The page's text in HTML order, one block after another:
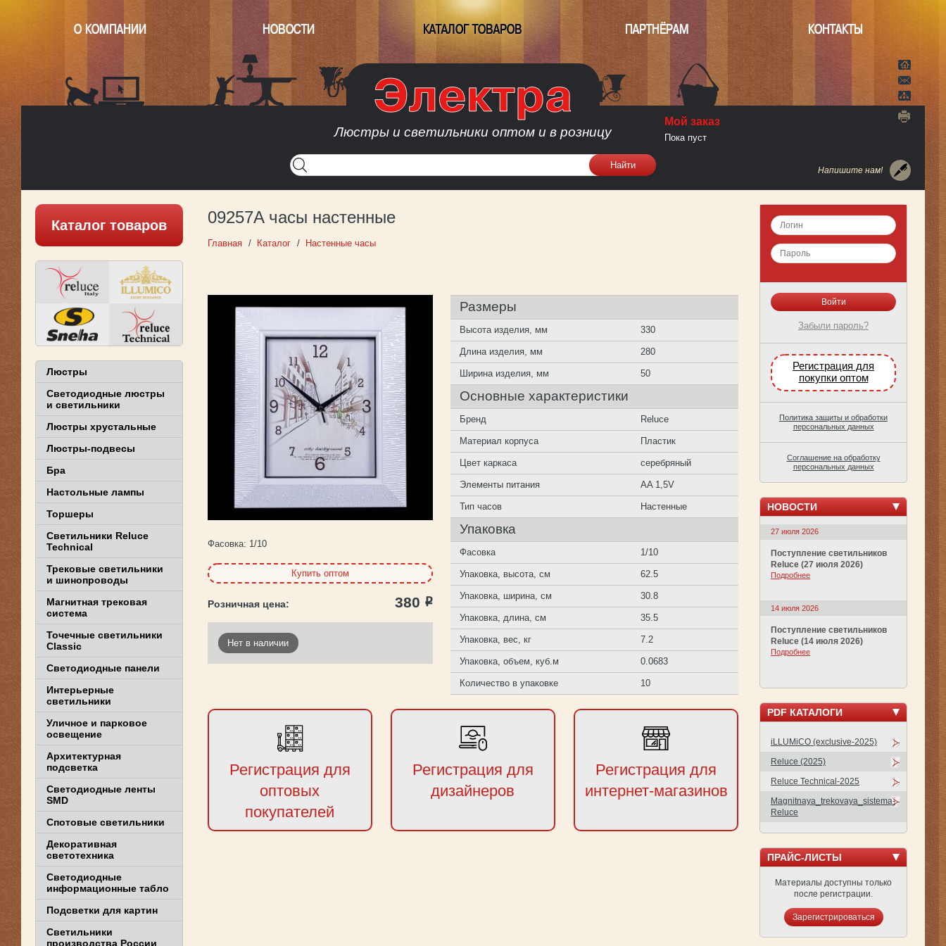
О КОМПАНИИ НОВОСТИ КАТАЛОГ ТОВАРОВ ПАРТНЁРАМ КОНТАКТЫ
Люстры и светильники оптом и в розницу
Написать нам
Карта
Напишите нам!
Мой заказ
Пока пуст
09257A часы настенные
Главная Каталог Настенные часы
Фасовка: 1/10
Купить оптом
380 Р
Нет в наличии
Размеры
Высота изделия, мм 330
Длина изделия, мм 280
Ширина изделия, мм 50
Основные характеристики
Бренд Reluce
Материал корпуса Пластик
Цвет каркаса серебряный
Элементы питания AA 1,5V
Тип часов Настенные
Упаковка
Фасовка 1/10
Упаковка, высота, см 62.5
Упаковка, ширина, см 30.8
Упаковка, длина, см 35.5
Упаковка, вес, кг 7.2
Упаковка, объем, куб.м 0.0683
Количество в упаковке 10
Регистрация для
оптовых
покупателей
Регистрация для
дизайнеров
Регистрация для
интернет-магазинов
Каталог товаров
Люстры
Светодиодные люстры
и светильники
Люстры хрустальные
Люстры-подвесы
Бра
Настольные лампы
Торшеры
Светильники Reluce
Technical
Трековые светильники
и шинопроводы
Магнитная трековая
система
Точечные светильники
Classic
Светодиодные панели
Интерьерные
светильники
Уличное и парковое
освещение
Архитектурная
подсветка
Светодиодные ленты
SMD
Спотовые светильники
Декоративная
светотехника
Светодиодные
информационные табло
Подсветки для картин
Светильники
производства России
Забыли пароль?
Регистрация для
покупки оптом
Политика защиты и обработки
персональных данных
Соглашение на обработку
персональных данных
НОВОСТИ
27 июля 2026
Поступление светильников
Reluce (27 июля 2026)
Подробнее
14 июля 2026
Поступление светильников
Reluce (14 июля 2026)
Подробнее
PDF КАТАЛОГИ
iLLUMiCO (exclusive-2025)
Reluce (2025)
Reluce Technical-2025
Magnitnaya_trekovaya_sistema-
Reluce
ПРАЙС-ЛИСТЫ
Материалы доступны только
после регистрации.
Зарегистрироваться